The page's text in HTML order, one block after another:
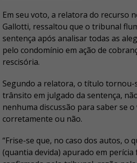
Em seu voto, a relatora do recurso
Gallotti, ressaltou que o tribunal
sentença após analisar todas as
pelo condomínio em ação de
rescisória.
Segundo a relatora, o título tornou-
trânsito em julgado da sentença,
nenhuma discussão para saber se
corretamente ou não.
“Frise-se que, no caso dos autos, o
(quantia devida) apurado em